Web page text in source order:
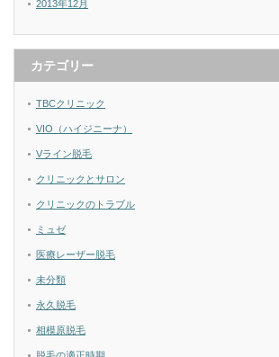
2013年12月
カテゴリー
TBCクリニック
VIO（ハイジニーナ）
Vライン脱毛
クリニックとサロン
クリニックのトラブル
ミュゼ
医療レーザー脱毛
未分類
永久脱毛
相模原脱毛